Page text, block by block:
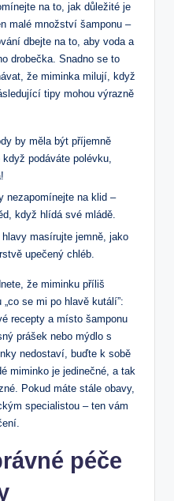
na to, jak důležité je
malé množství šamponu –
dbejte na to, aby voda a
drobečka. Snadno se to
že miminka milují, když
tipy mohou výrazně
by měla být příjemně
podáváte polévku,
nezapomínejte na klid –
když hlídá své mládě.
masírujte jemně, jako
upečený chléb.
že miminku příliš
se mi po hlavě kutálí”:
recepty a místo šamponu
prášek nebo mýdlo s
nedostaví, buďte k sobě
miminko je jedinečné, a tak
Pokud máte stále obavy,
specialistou – ten vám
péče